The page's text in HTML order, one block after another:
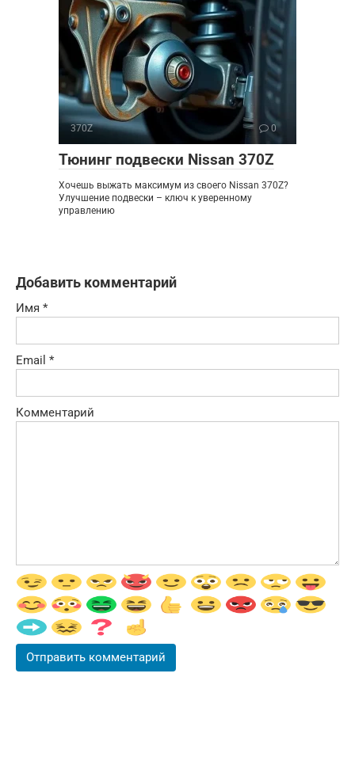
370Z 0
Тюнинг подвески Nissan 370Z
Хочешь выжать максимум из своего Nissan 370Z?
Улучшение подвески – ключ к уверенному
управлению
Добавить комментарий
Имя *
Email *
Комментарий